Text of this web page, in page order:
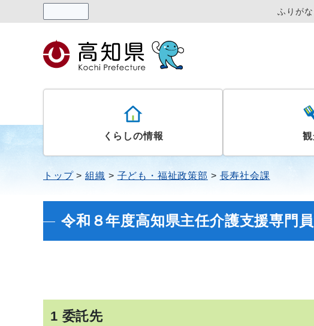
ふりが
くらしの情報
トップ 組織 子ども・福祉政策部 長寿社会課
令和８年度高知県主任介護支援専門
1 委託先